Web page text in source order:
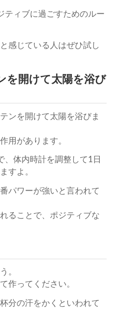
ティブに過ごすためのルー
感じている人はぜひ試し
を開けて太陽を浴び
ンを開けて太陽を浴びま
用があります。
、体内時計を調整して1日
すよ。
パワーが強いと言われて
ることで、ポジティブな
。
作ってください。
分の汗をかくといわれて